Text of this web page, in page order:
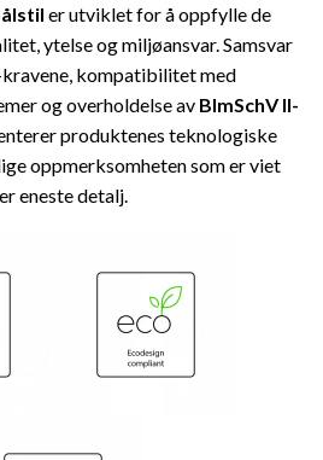
er utviklet for å oppfylle de
ytelse og miljøansvar. Samsvar
kompatibilitet med
og overholdelse av BImSchV II-
produktenes teknologiske
oppmerksomheten som er viet
eneste detalj.